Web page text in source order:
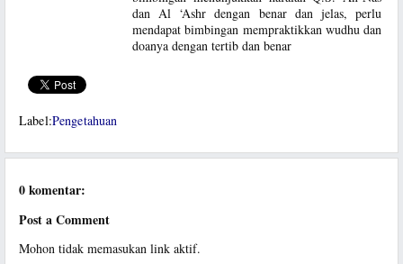
dan Al ‘Ashr dengan benar dan jelas, perlu
mendapat bimbingan mempraktikkan wudhu dan
doanya dengan tertib dan benar
Label:Pengetahuan
0 komentar:
Post a Comment
Mohon tidak memasukan link aktif.